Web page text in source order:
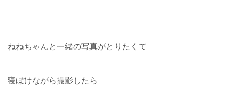
ねねちゃんと一緒の写真がとりたくて
寝ぼけながら撮影したら